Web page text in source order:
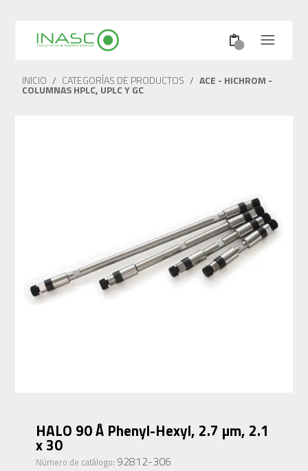
INICIO / CATEGORÍAS DE PRODUCTOS / ACE - HICHROM -
COLUMNAS HPLC, UPLC Y GC
HALO 90 Å Phenyl-Hexyl, 2.7 µm, 2.1
x 30
Número de catálogo: 92812-306